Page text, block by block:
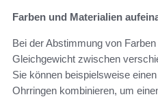
Farben und Materialien
Bei der Abstimmung von
Gleichgewicht zwischen
Sie können beispielsweise
Ohrringen kombinieren, um